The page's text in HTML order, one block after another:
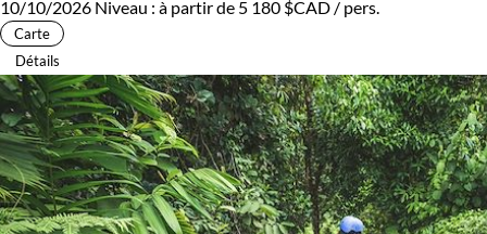
10/10/2026 Niveau : à partir de 5 180 $CAD / pers.
Carte
Détails